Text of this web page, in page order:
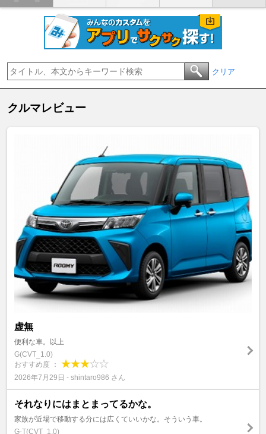
クリア
クルマレビュー
虚無
便利な車。以上
G(CVT_1.0)
おすすめ度 ：
2026年7月29日 - shintaro986 さん
それなりにはまとまってるかな。
家族が近場で移動する分には広くていいかな。そういう車。
G-T(CVT_1.0)